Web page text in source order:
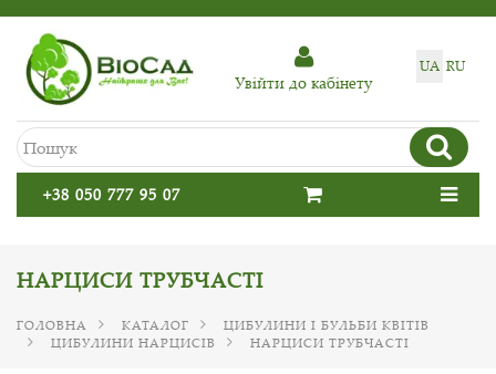
UA RU
Увiйти до кабiнету
+38 050 777 95 07
НАРЦИСИ ТРУБЧАСТІ
ГОЛОВНА КАТАЛОГ
ЦИБУЛИНИ І БУЛЬБИ КВІТІВ
ЦИБУЛИНИ НАРЦИСІВ
НАРЦИСИ ТРУБЧАСТІ